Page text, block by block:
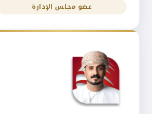
عضو مجلس الإدارة